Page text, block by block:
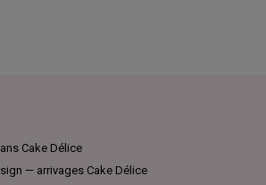
Cake Délice
— arrivages Cake Délice